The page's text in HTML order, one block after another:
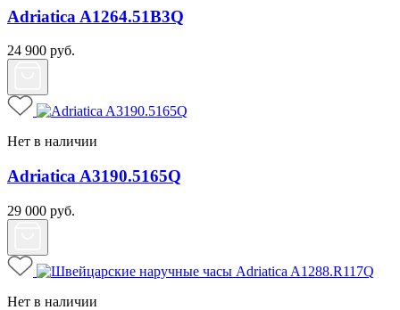
Adriatica A1264.51B3Q
24 900 руб.
Нет в наличии
Adriatica A3190.5165Q
29 000 руб.
Нет в наличии